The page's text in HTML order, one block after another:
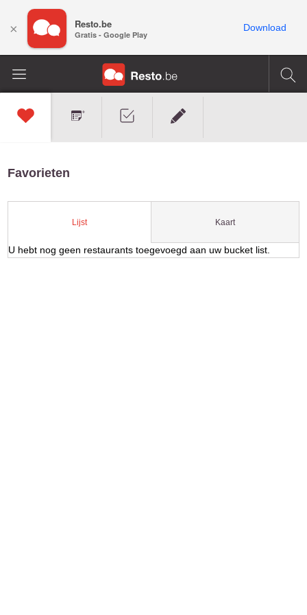
Favorieten
Lijst Kaart
U hebt nog geen restaurants toegevoegd aan uw bucket list.
× Resto.be
Gratis - Google Play
Download